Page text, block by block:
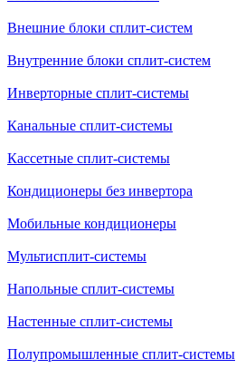
Внешние блоки сплит-систем
Внутренние блоки сплит-систем
Инверторные сплит-системы
Канальные сплит-системы
Кассетные сплит-системы
Кондиционеры без инвертора
Мобильные кондиционеры
Мультисплит-системы
Напольные сплит-системы
Настенные сплит-системы
Полупромышленные сплит-системы